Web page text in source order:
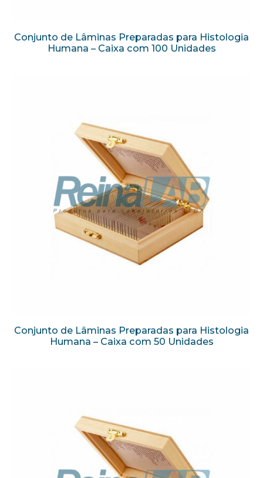
Conjunto de Lâminas Preparadas para Histologia
Humana – Caixa com 100 Unidades
Conjunto de Lâminas Preparadas para Histologia
Humana – Caixa com 50 Unidades